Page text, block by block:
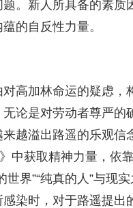
。新人所具备的素质
的自反性力量。
高加林命运的疑虑，
论是对劳动者尊严的
越溢出路遥的乐观信
中获取精神力量，依
界”“纯真的人”与现
染时，对于路遥提出